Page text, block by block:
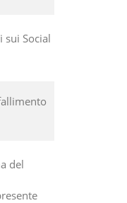
sui Social
del